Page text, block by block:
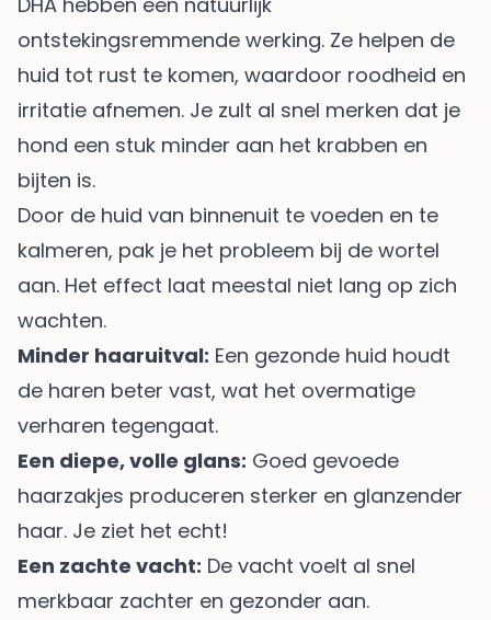
ontstekingsremmende werking. Ze helpen de
huid tot rust te komen, waardoor roodheid en
irritatie afnemen. Je zult al snel merken dat je
hond een stuk minder aan het krabben en
bijten is.
Door de huid van binnenuit te voeden en te
kalmeren, pak je het probleem bij de wortel
aan. Het effect laat meestal niet lang op zich
wachten.
Minder haaruitval: Een gezonde huid houdt
de haren beter vast, wat het overmatige
verharen tegengaat.
Een diepe, volle glans: Goed gevoede
haarzakjes produceren sterker en glanzender
haar. Je ziet het echt!
Een zachte vacht: De vacht voelt al snel
merkbaar zachter en gezonder aan.